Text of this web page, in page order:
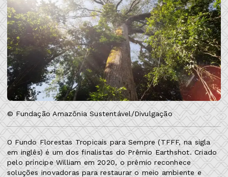
© Fundação Amazônia Sustentável/Divulgação
O Fundo Florestas Tropicais para Sempre (TFFF, na sigla
em inglês) é um dos finalistas do Prêmio Earthshot. Criado
pelo príncipe William em 2020, o prêmio reconhece
soluções inovadoras para restaurar o meio ambiente e